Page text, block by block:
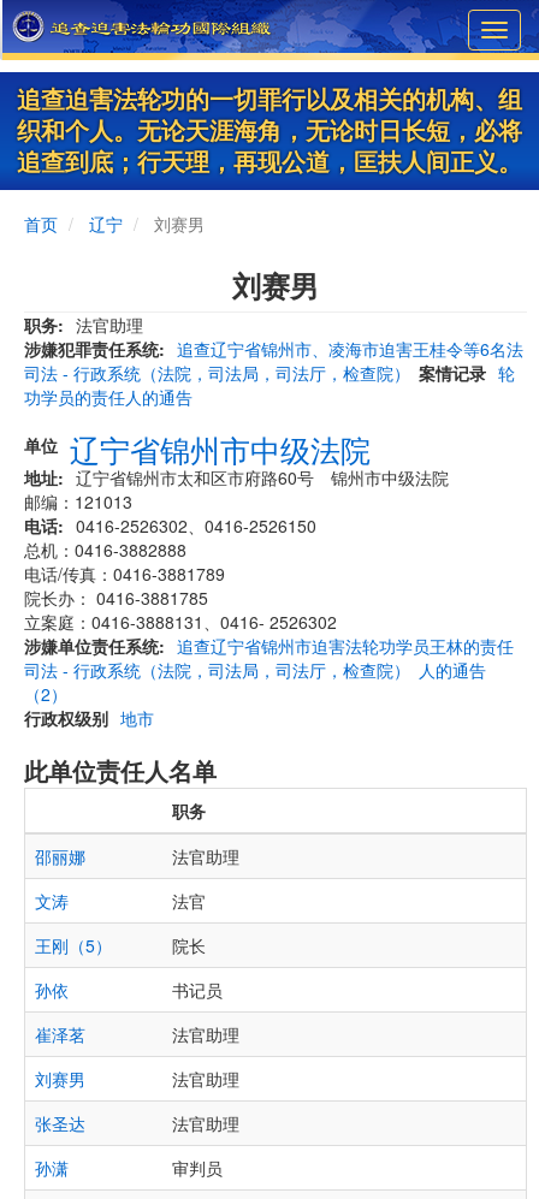
Skip
to
main
content
追查迫害法轮功的一切罪行以及相关的机构、组
织和个人。无论天涯海角，无论时日长短，必将
追查到底；行天理，再现公道，匡扶人间正义。
首页 辽宁 刘赛男
刘赛男
职务
法官助理
涉嫌犯罪责任系统
司法 - 行政系统（法院，司法局，司法厅，检查院）
案情记录
追查辽宁省锦州市、凌海市迫害王桂令等6名法
轮
功学员的责任人的通告
单位 辽宁省锦州市中级法院
地址
辽宁省锦州市太和区市府路60号 锦州市中级法院
邮编：121013
电话
0416-2526302、0416-2526150
总机：0416-3882888
电话/传真：0416-3881789
院长办： 0416-3881785
立案庭：0416-3888131、0416- 2526302
涉嫌单位责任系统
司法 - 行政系统（法院，司法局，司法厅，检查院）
追查辽宁省锦州市迫害法轮功学员王林的责任
人的通告
（2）
行政权级别 地市
此单位责任人名单
职务
邵丽娜
法官助理
文涛
法官
王刚（5）
院长
孙依
书记员
崔泽茗
法官助理
刘赛男
法官助理
张圣达
法官助理
孙潇
审判员